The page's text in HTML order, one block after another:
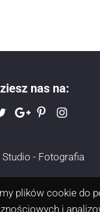
nas na:
plików cookie do
i